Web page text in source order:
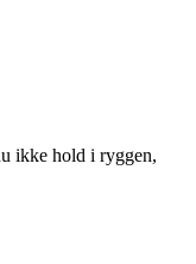
ikke hold i ryggen,